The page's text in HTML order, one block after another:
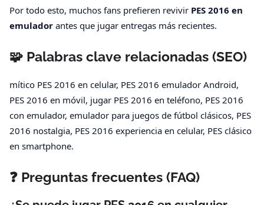
Por todo esto, muchos fans prefieren revivir PES 2016 en
emulador antes que jugar entregas más recientes.
🧩 Palabras clave relacionadas (SEO)
mítico PES 2016 en celular, PES 2016 emulador Android,
PES 2016 en móvil, jugar PES 2016 en teléfono, PES 2016
con emulador, emulador para juegos de fútbol clásicos, PES
2016 nostalgia, PES 2016 experiencia en celular, PES clásico
en smartphone.
❓ Preguntas frecuentes (FAQ)